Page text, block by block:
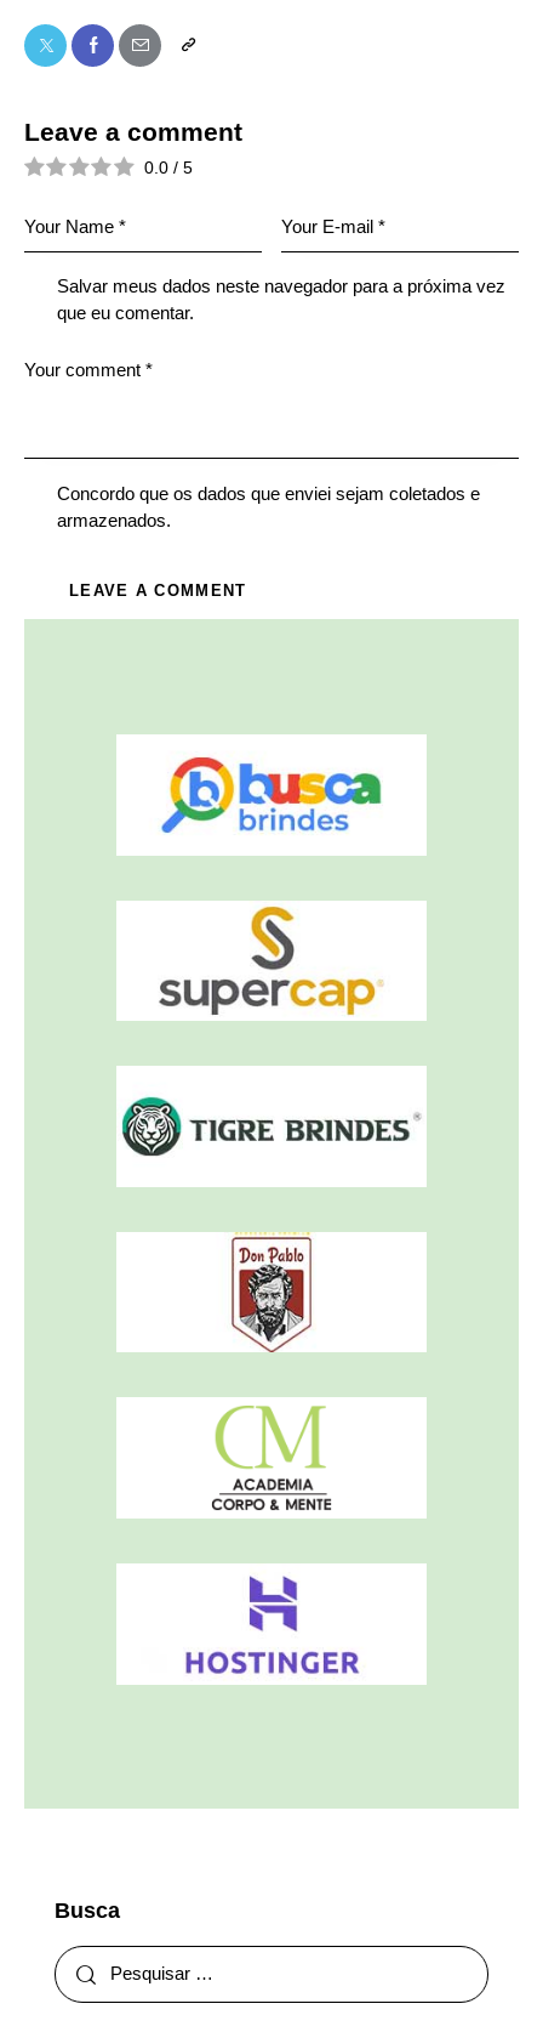
Leave a comment
0.0 / 5
Salvar meus dados neste navegador para a próxima vez
que eu comentar.
Concordo que os dados que enviei sejam coletados e
armazenados.
Busca